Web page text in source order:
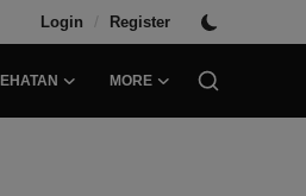
Login / Register
MORE